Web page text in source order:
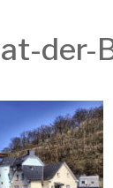
der-